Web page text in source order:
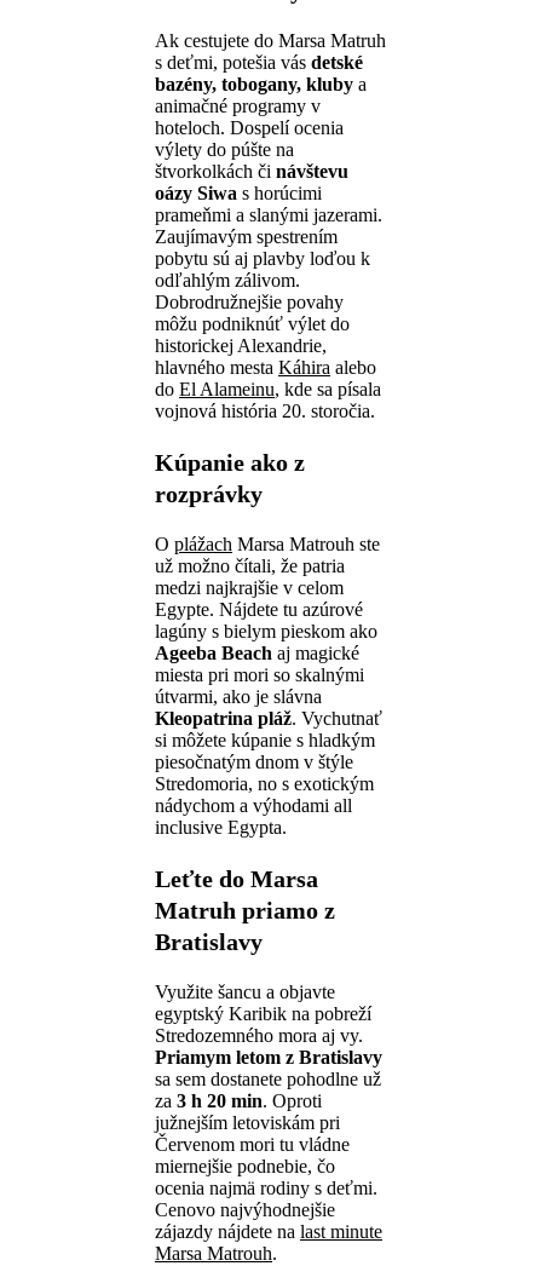
Ak cestujete do Marsa Matruh
s deťmi, potešia vás detské
bazény, tobogany, kluby a
animačné programy v
hoteloch. Dospelí ocenia
výlety do púšte na
štvorkolkách či návštevu
oázy Siwa s horúcimi
prameňmi a slanými jazerami.
Zaujímavým spestrením
pobytu sú aj plavby loďou k
odľahlým zálivom.
Dobrodružnejšie povahy
môžu podniknúť výlet do
historickej Alexandrie,
hlavného mesta Káhira alebo
do El Alameinu, kde sa písala
vojnová história 20. storočia.
Kúpanie ako z
rozprávky
O plážach Marsa Matrouh ste
už možno čítali, že patria
medzi najkrajšie v celom
Egypte. Nájdete tu azúrové
lagúny s bielym pieskom ako
Ageeba Beach aj magické
miesta pri mori so skalnými
útvarmi, ako je slávna
Kleopatrina pláž. Vychutnať
si môžete kúpanie s hladkým
piesočnatým dnom v štýle
Stredomoria, no s exotickým
nádychom a výhodami all
inclusive Egypta.
Leťte do Marsa
Matruh priamo z
Bratislavy
Využite šancu a objavte
egyptský Karibik na pobreží
Stredozemného mora aj vy.
Priamym letom z Bratislavy
sa sem dostanete pohodlne už
za 3 h 20 min. Oproti
južnejším letoviskám pri
Červenom mori tu vládne
miernejšie podnebie, čo
ocenia najmä rodiny s deťmi.
Cenovo najvýhodnejšie
zájazdy nájdete na last minute
Marsa Matrouh.